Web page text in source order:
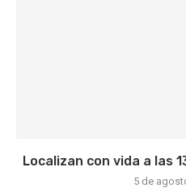
Localizan con vida a las
5 de